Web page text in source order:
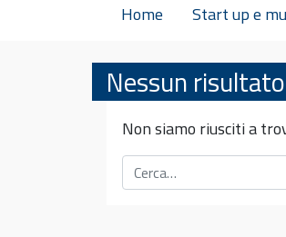
Home Start up e
Nessun
Non siamo riusciti a
Cerca